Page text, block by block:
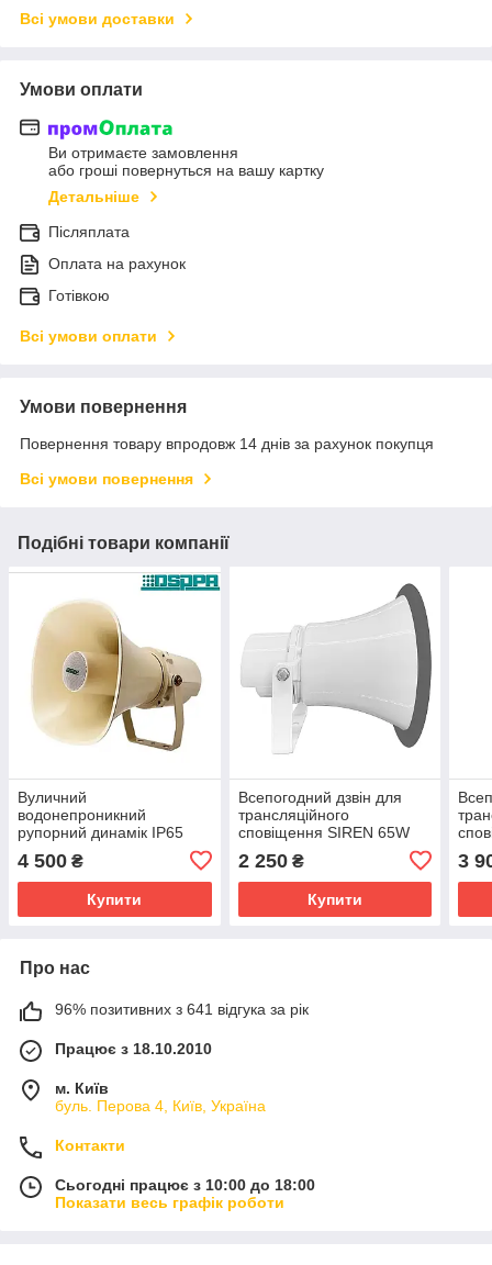
Всі умови доставки
Умови оплати
Ви отримаєте замовлення
або гроші повернуться на вашу картку
Детальніше
Післяплата
Оплата на рахунок
Готівкою
Всі умови оплати
Умови повернення
Повернення товару впродовж 14 днів за рахунок покупця
Всі умови повернення
Подібні товари компанії
Вуличний
водонепроникний
рупорний динамік IP65
30Вт
4 500 ₴
Купити
Всепогодний дзвін для
трансляційного
сповіщення SIREN 65W
2 250₴
Купити
3
Про нас
96% позитивних з 641 відгука за рік
Працює з 18.10.2010
м. Київ
буль. Перова 4, Київ, Україна
Контакти
Сьогодні працює з 10:00 до 18:00
Показати весь графік роботи